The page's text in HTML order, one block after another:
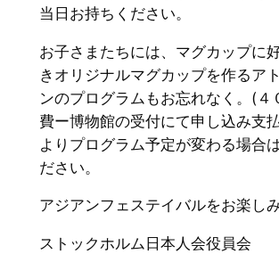
当日お持ちください。
お子さまたちには、マグカップに
きオリジナルマグカップを作るア
ンのプログラムもお忘れなく。(４
費ー博物館の受付にて申し込み支
よりプログラム予定が変わる場合
ださい。
アジアンフェステイバルをお楽し
ストックホルム日本人会役員会